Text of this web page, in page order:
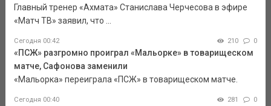
Главный тренер «Ахмата» Станислава Черчесова в эфире
«Матч ТВ» заявил, что ...
Сегодня 00:42 210 0
«ПСЖ» разгромно проиграл «Мальорке» в товарищеском
матче, Сафонова заменили
«Мальорка» переиграла «ПСЖ» в товарищеском матче.
Сегодня 00:40 281 0